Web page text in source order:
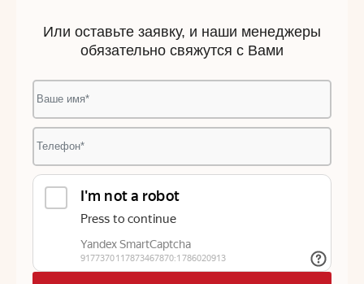
Или оставьте заявку, и наши менеджеры
обязательно свяжутся с Вами